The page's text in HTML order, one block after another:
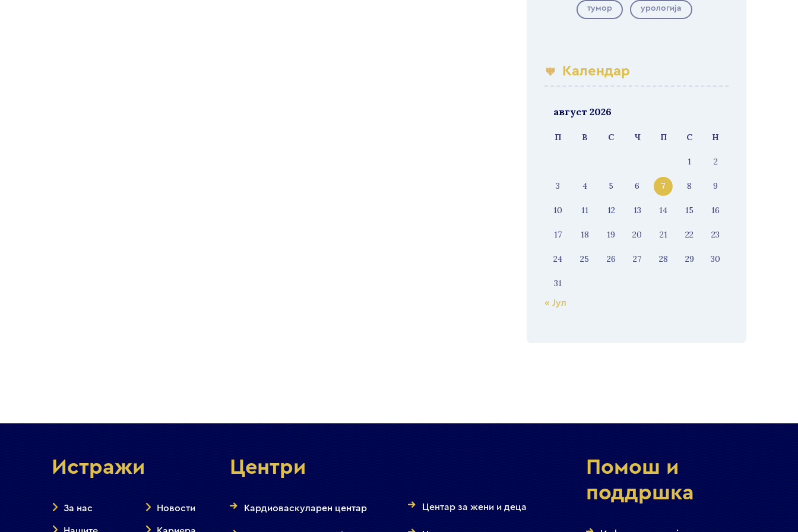
тумор урологија
Календар
август 2026
П В С Ч П С Н
1 2
3 4 5 6 7 8 9
10 11 12 13 14 15 16
17 18 19 20 21 22 23
24 25 26 27 28 29 30
31
« Јул
Истражи
За нас Новости
Центри
Кардиоваскуларен центар Центар за жени и деца
Помош и
поддршка